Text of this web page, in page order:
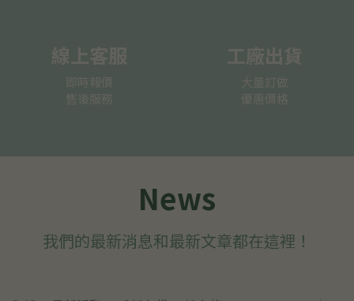
線上客服
即時報價
售後服務
工廠出貨
大量訂做
優惠價格
News
我們的最新消息和最新文章都在這裡！